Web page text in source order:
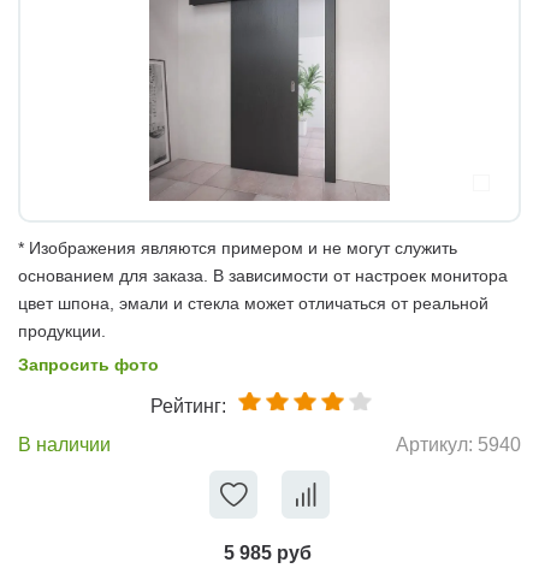
* Изображения являются примером и не могут служить
основанием для заказа. В зависимости от настроек монитора
цвет шпона, эмали и стекла может отличаться от реальной
продукции.
Запросить фото
Рейтинг:
В наличии
Артикул: 5940
5 985 руб